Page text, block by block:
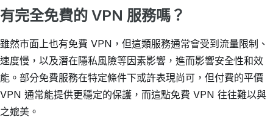
有完全免費的 VPN 服務嗎？
雖然市面上也有免費 VPN，但這類服務通常會受到流量限制、
速度慢，以及潛在隱私風險等因素影響，進而影響安全性和效
能。部分免費服務在特定條件下或許表現尚可，但付費的平價
VPN 通常能提供更穩定的保護，而這點免費 VPN 往往難以與
之媲美。